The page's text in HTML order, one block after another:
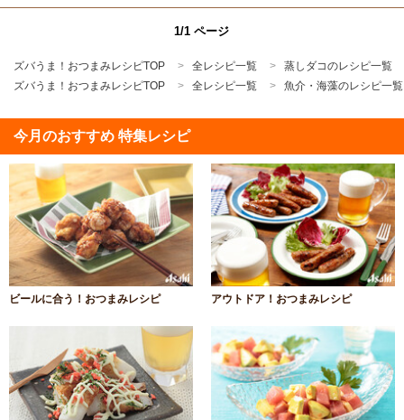
1/1 ページ
ズバうま！おつまみレシピTOP 全レシピ一覧
蒸しダコのレシピ一覧
ズバうま！おつまみレシピTOP
全レシピ一覧 魚介・海藻のレシピ一覧
今月のおすすめ 特集レシピ
ビールに合う！おつまみレシピ アウトドア！おつまみレシピ